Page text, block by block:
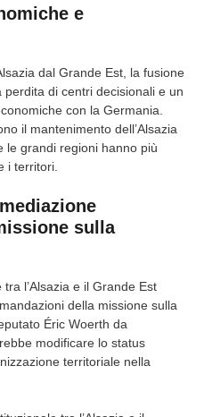
e
dal Grande Est, la fusione
di centri decisionali e un
con la Germania.
il mantenimento dell’Alsazia
le grandi regioni hanno più
i territori.
sulla
l’Alsazia e il Grande Est
della missione sulla
Éric Woerth da
modificare lo status
territoriale nella